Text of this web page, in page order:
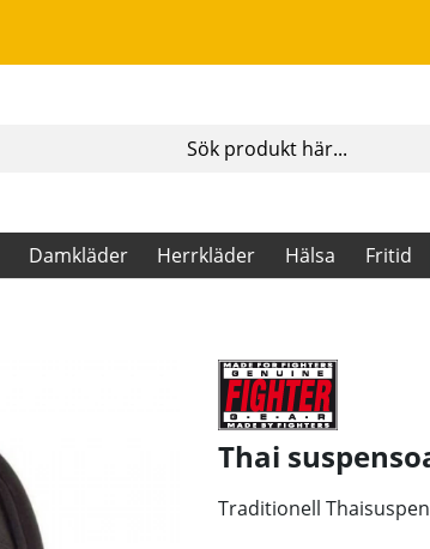
Damkläder Herrkläder Hälsa Fritid
Thai
Traditionell